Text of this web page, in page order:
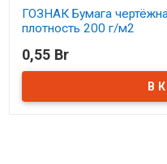
ГОЗНАК Бумага
плотность 200 г/м2
В наличии
0,55 Br